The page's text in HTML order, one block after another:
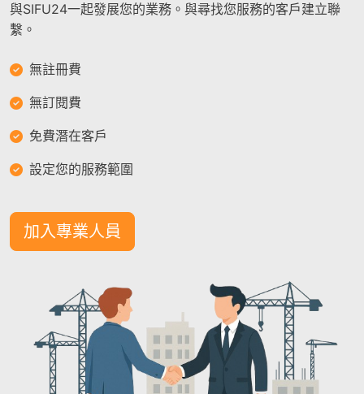
與SIFU24一起發展您的業務。與尋找您服務的客戶建立聯
繫。
無註冊費
無訂閱費
免費潛在客戶
設定您的服務範圍
加入專業人員